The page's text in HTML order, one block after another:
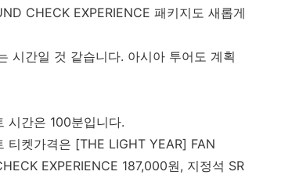
CHECK EXPERIENCE 패키지도 새롭게
시간일 것 같습니다. 아시아 투어도 계획
간은 100분입니다.
켓가격은 [THE LIGHT YEAR] FAN
EXPERIENCE 187,000원, 지정석 SR